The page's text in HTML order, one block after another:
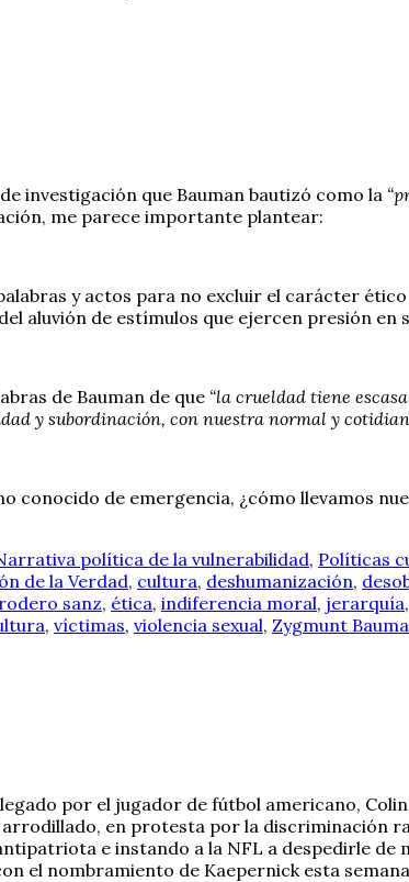
investigación que Bauman bautizó como la
me parece importante plantear:
y actos para no excluir el carácter
aluvión de estímulos que ejercen presión
de Bauman de que “la crueldad tiene
y subordinación, con nuestra normal y
de emergencia, ¿cómo llevamos
política de la vulnerabilidad, Políticas
de la Verdad, cultura, deshumanización,
sanz, ética, indiferencia moral, jerarquía,
, víctimas, violencia sexual, Zygmunt
por el jugador de fútbol americano,
en protesta por la discriminación
e instando a la NFL a despedirle
el nombramiento de Kaepernick esta